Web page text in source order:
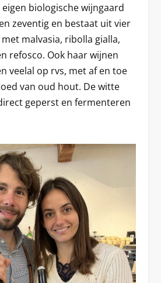
biologische wijngaard
zeventig en bestaat uit vier
malvasia, ribolla gialla,
refosco. Ook haar wijnen
veelal op rvs, met af en toe
van oud hout. De witte
geperst en fermenteren